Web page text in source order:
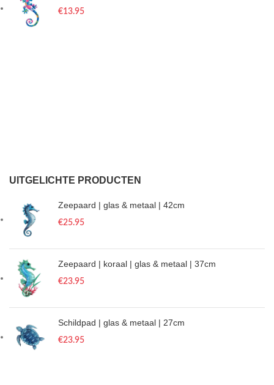
€13.95
UITGELICHTE PRODUCTEN
Zeepaard | glas & metaal | 42cm
€25.95
Zeepaard | koraal | glas & metaal | 37cm
€23.95
Schildpad | glas & metaal | 27cm
€23.95